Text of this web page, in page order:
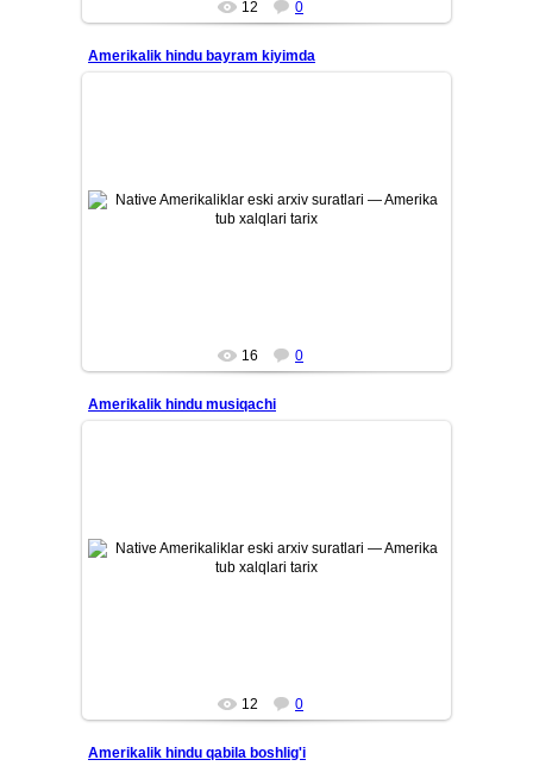
12 0
Amerikalik hindu bayram kiyimda
Amerika tub aholisi — Native Amerikaliklarning eski tarixiy
arxiv suratlari. Qadimiy qabilalar, ularning madaniyati, ...
16 0
Amerikalik hindu musiqachi
Amerika tub aholisi — Native Amerikaliklarning eski tarixiy
arxiv suratlari. Qadimiy qabilalar, ularning madaniyati, ...
12 0
Amerikalik hindu qabila boshlig'i